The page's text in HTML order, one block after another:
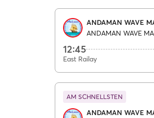
ANDAMAN WAVE
ANDAMAN WAVE
12:45
East Railay
AM SCHNELLSTEN
ANDAMAN WAVE